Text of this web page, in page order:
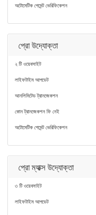
অটোমেটিক পেমেন্ট ভেরিফিকেশন
প্রো উদ্যোক্তা
২ টি ওয়েবসাইট
লাইফটাইম আপডেট
আনলিমিটেড ট্রানজেকশন
কোন ট্রানজেকশন ফি নেই
অটোমেটিক পেমেন্ট ভেরিফিকেশন
প্রো ম্যাক্স উদ্যোক্তা
৩ টি ওয়েবসাইট
লাইফটাইম আপডেট